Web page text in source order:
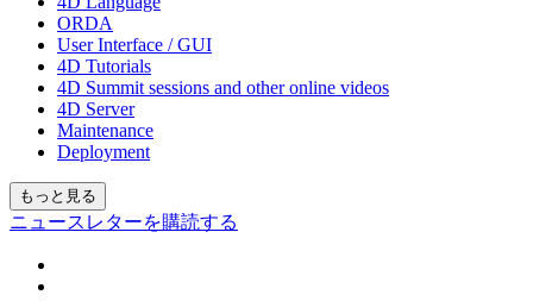
ORDA
User Interface / GUI
4D Tutorials
4D Summit sessions and other online videos
4D Server
Maintenance
Deployment
もっと見る
ニュースレターを購読する